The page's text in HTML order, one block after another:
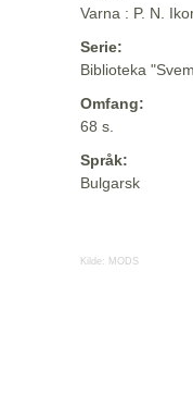
Varna : P. N.
Serie:
Biblioteka
Omfang:
68 s.
Språk:
Bulgarsk
Kilde: MODS